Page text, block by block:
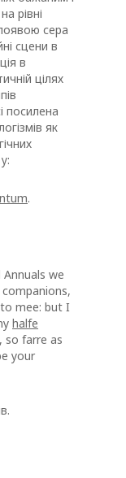
рівні
сера
сцени в
в
цілях
посилена
як
.
Annuals we
mee: but I
halfe
so farre as
your